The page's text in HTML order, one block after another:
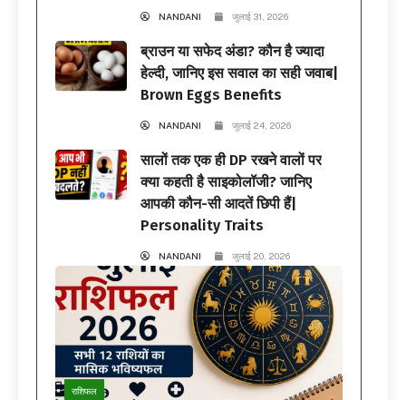
NANDANI जुलाई 31, 2026
ब्राउन या सफेद अंडा? कौन है ज्यादा
हेल्दी, जानिए इस सवाल का सही जवाब|
Brown Eggs Benefits
NANDANI जुलाई 24, 2026
सालों तक एक ही DP रखने वालों पर
क्या कहती है साइकोलॉजी? जानिए
आपकी कौन-सी आदतें छिपी हैं|
Personality Traits
NANDANI जुलाई 20, 2026
राशिफल